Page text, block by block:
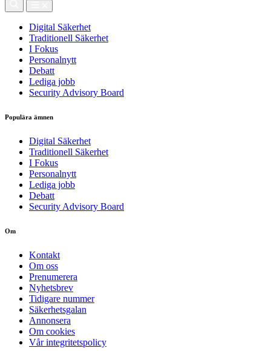
Digital Säkerhet
Traditionell Säkerhet
I Fokus
Personalnytt
Debatt
Lediga jobb
Security Advisory Board
Populära ämnen
Digital Säkerhet
Traditionell Säkerhet
I Fokus
Personalnytt
Lediga jobb
Debatt
Security Advisory Board
Om
Kontakt
Om oss
Prenumerera
Nyhetsbrev
Tidigare nummer
Säkerhetsgalan
Annonsera
Om cookies
Vår integritetspolicy